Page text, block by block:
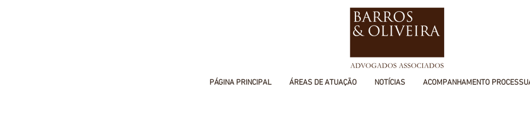
PÁGINA PRINCIPAL ÁREAS DE ATUAÇÃO NOTÍCIAS ACOMPANHAMENTO